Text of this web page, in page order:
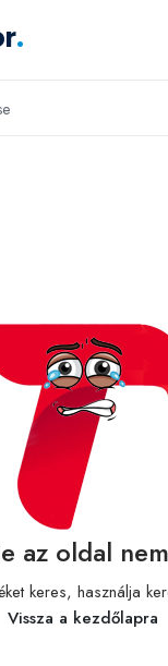
.
az oldal
keres, használja
Vissza a kezdőlapra